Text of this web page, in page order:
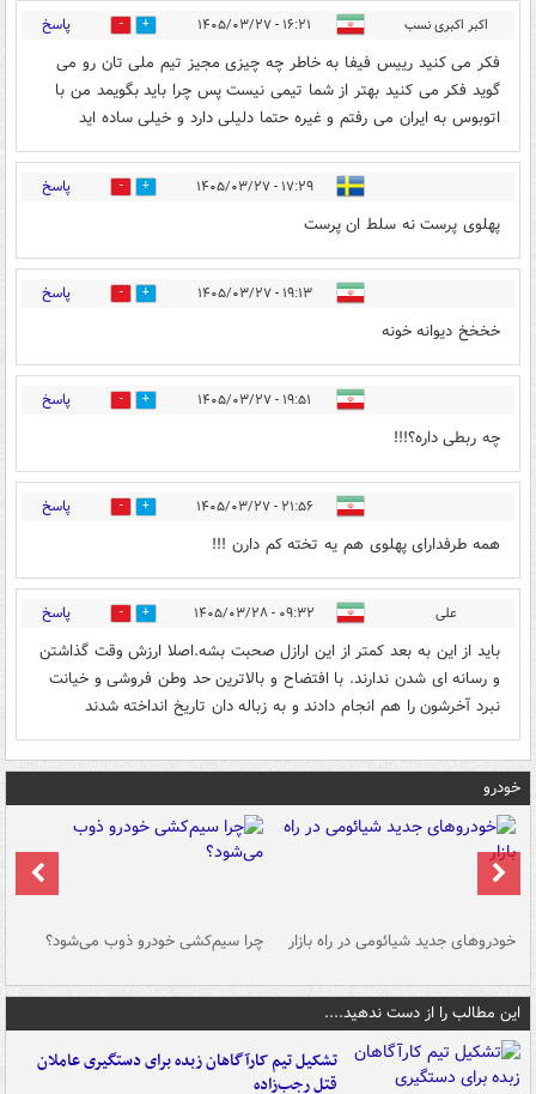
اکبر اکبری نسب ۱۶:۲۱ - ۱۴۰۵/۰۳/۲۷ 0 پاسخ
فکر می کنید رییس فیفا به خاطر چه چیزی مجیز تیم ملی تان رو می
گوید فکر می کنید بهتر از شما تیمی نیست پس چرا باید بگویمد من با
اتوبوس به ایران می رفتم و غیره حتما دلیلی دارد و خیلی ساده اید
۱۷:۲۹ - ۱۴۰۵/۰۳/۲۷ 3 پاسخ
پهلوی پرست نه سلط ان پرست
۱۹:۱۳ - ۱۴۰۵/۰۳/۲۷ 4 پاسخ
خخخخ دیوانه خونه
۱۹:۵۱ - ۱۴۰۵/۰۳/۲۷ 2 پاسخ
چه ربطی داره؟!!!
۲۱:۵۶ - ۱۴۰۵/۰۳/۲۷ 8 پاسخ
همه طرفدارای پهلوی هم یه تخته کم دارن !!!
علی ۰۹:۳۲ - ۱۴۰۵/۰۳/۲۸ 4 پاسخ
باید از این به بعد کمتر از این ارازل صحبت بشه.اصلا ارزش وقت گذاشتن
و رسانه ای شدن ندارند. با افتضاح و بالاترین حد وطن فروشی و خیانت
نبرد آخرشون را هم انجام دادند و به زباله دان تاریخ انداخته شدند
خودرو
خودروهای جدید شیائومی در راه بازار چرا سیم‌کشی خودرو ذوب می‌شود؟
این مطالب را از دست ندهید....
تشکیل تیم کارآگاهان زبده برای دستگیری عاملان
قتل رجب‌زاده